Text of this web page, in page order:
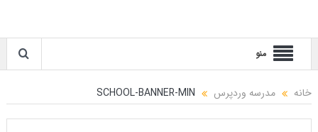
منو
خانه مدرسه وردپرس SCHOOL-BANNER-MIN